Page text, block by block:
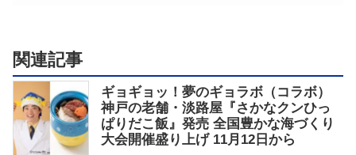
関連記事
ギョギョッ！夢のギョラボ（コラボ）
神戸の老舗・淡路屋『さかなクンひっ
ぱりだこ飯』発売 全国豊かな海づくり
大会開催盛り上げ 11月12日から